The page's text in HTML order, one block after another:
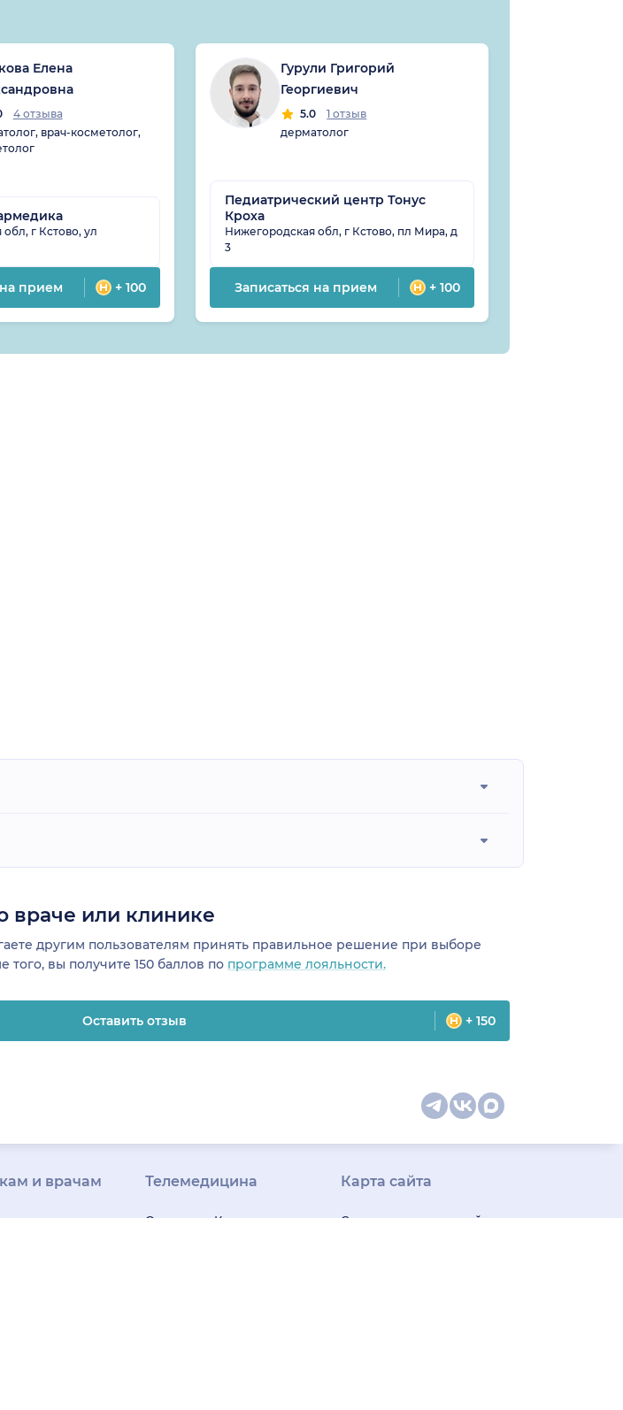
Елена
4 отзыва
врач-косметолог,
г Кстово, ул
прием + 100
Гурули Григорий
Георгиевич
5.0
1 отзыв
дерматолог
Педиатрический центр Тонус
Кроха
Нижегородская обл, г Кстово, пл Мира, д
3
Записаться на прием + 100
враче или клинике
другим пользователям принять правильное решение при выборе
вы получите 150 баллов по программе лояльности.
Оставить отзыв + 150
и врачам Телемедицина
О клинике Команда
Карта сайта
Специальности врачей